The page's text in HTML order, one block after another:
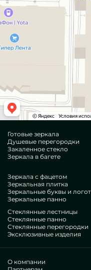
Готовые зеркала
Душевые перегородки
Закаленное стекло
Зеркала в багете
Зеркала с фацетом
Зеркальная плитка
Зеркальные буквы и
Зеркальные панно
Стеклянные лестницы
Стеклянные панно
Стеклянные перегородки
Эксклюзивные изделия
О компании